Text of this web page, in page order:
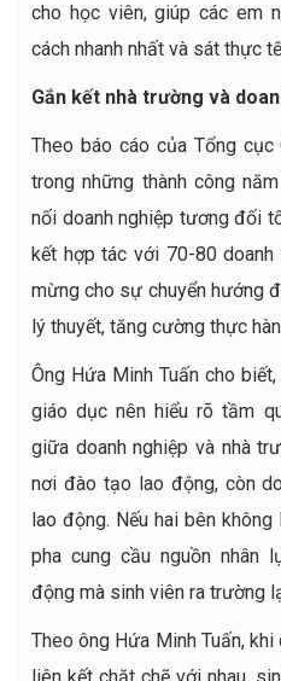
cho học viên, giúp các em
cách nhanh nhất và sát thực
Gắn kết nhà trường và
Theo báo cáo của Tổng cục
trong những thành công
nối doanh nghiệp tương đối
kết hợp tác với 70-80
mừng cho sự chuyển hướng
lý thuyết, tăng cường thực
Ông Hứa Minh Tuấn cho
giáo dục nên hiểu rõ tầm
giữa doanh nghiệp và nhà
nơi đào tạo lao động, còn
lao động. Nếu hai bên
pha cung cầu nguồn nhân
động mà sinh viên ra trường
Theo ông Hứa Minh Tuấn,